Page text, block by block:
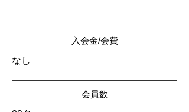
入会金/会費
なし
会員数